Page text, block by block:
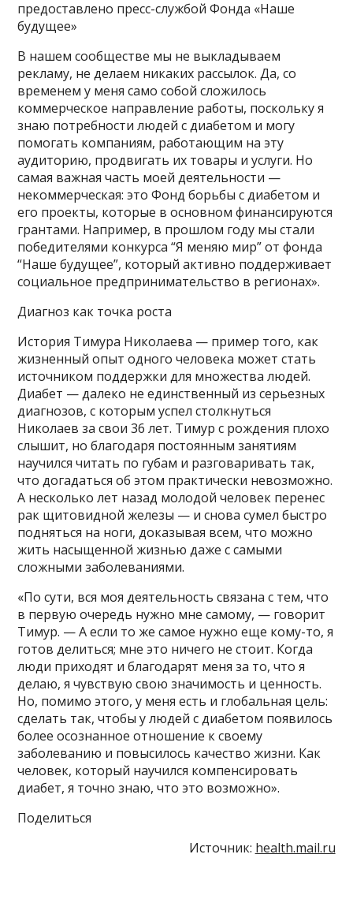
предоставлено пресс-службой Фонда «Наше
будущее»
В нашем сообществе мы не выкладываем
рекламу, не делаем никаких рассылок. Да, со
временем у меня само собой сложилось
коммерческое направление работы, поскольку я
знаю потребности людей с диабетом и могу
помогать компаниям, работающим на эту
аудиторию, продвигать их товары и услуги. Но
самая важная часть моей деятельности —
некоммерческая: это Фонд борьбы с диабетом и
его проекты, которые в основном финансируются
грантами. Например, в прошлом году мы стали
победителями конкурса “Я меняю мир” от фонда
“Наше будущее”, который активно поддерживает
социальное предпринимательство в регионах».
Диагноз как точка роста
История Тимура Николаева — пример того, как
жизненный опыт одного человека может стать
источником поддержки для множества людей.
Диабет — далеко не единственный из серьезных
диагнозов, с которым успел столкнуться
Николаев за свои 36 лет. Тимур с рождения плохо
слышит, но благодаря постоянным занятиям
научился читать по губам и разговаривать так,
что догадаться об этом практически невозможно.
А несколько лет назад молодой человек перенес
рак щитовидной железы — и снова сумел быстро
подняться на ноги, доказывая всем, что можно
жить насыщенной жизнью даже с самыми
сложными заболеваниями.
«По сути, вся моя деятельность связана с тем, что
в первую очередь нужно мне самому, — говорит
Тимур. — А если то же самое нужно еще кому-то, я
готов делиться; мне это ничего не стоит. Когда
люди приходят и благодарят меня за то, что я
делаю, я чувствую свою значимость и ценность.
Но, помимо этого, у меня есть и глобальная цель:
сделать так, чтобы у людей с диабетом появилось
более осознанное отношение к своему
заболеванию и повысилось качество жизни. Как
человек, который научился компенсировать
диабет, я точно знаю, что это возможно».
Поделиться
Источник: health.mail.ru